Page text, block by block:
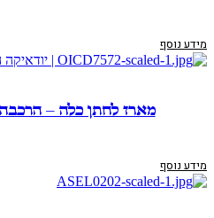
מידע נוסף
מארז לחתן כלה –
מידע נוסף